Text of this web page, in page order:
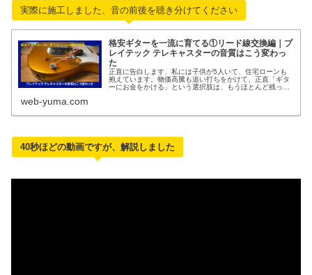
実際に施工しました、音の前後を聴き分けてください
格安ギターを一流に育てる①リード線交換編｜プ
レイテック テレキャスターの音質はこう変わっ
た
正直に告白します、私には子供が5人いて、住宅ローンも
抱えています。物価高騰も追い打ちをかけて、正直「ギタ
ーにお金をかける」という選択肢は、もうほとんど残って
web-yuma.com
40秒ほどの動画ですが、解説しました